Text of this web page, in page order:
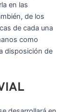
en las
de los
de cada una
como
disposición de